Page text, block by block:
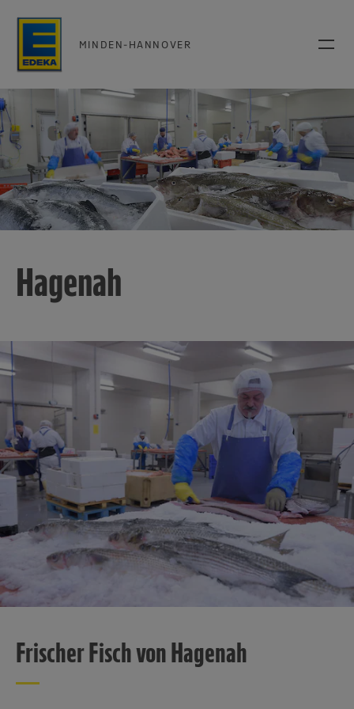
MINDEN-HANNOVER
Hagenah
Frischer Fisch von Hagenah